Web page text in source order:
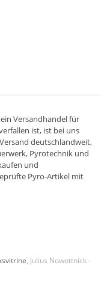
Versandhandelfür
ist, ist bei uns
Versand deutschlandweit,
, Pyrotechnik und
und
Pyro-Artikel mit
, Julius Nowottnick -